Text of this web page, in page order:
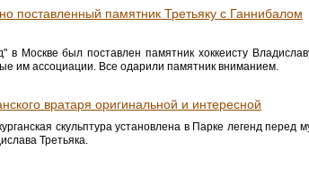
поставленный памятник Третьяку с Ганнибалом
в Москве был поставлен памятник хоккеисту
им ассоциации. Все одарили памятник вниманием.
вратаря оригинальной и интересной
скульптура установлена в Парке легенд перед
Третьяка.